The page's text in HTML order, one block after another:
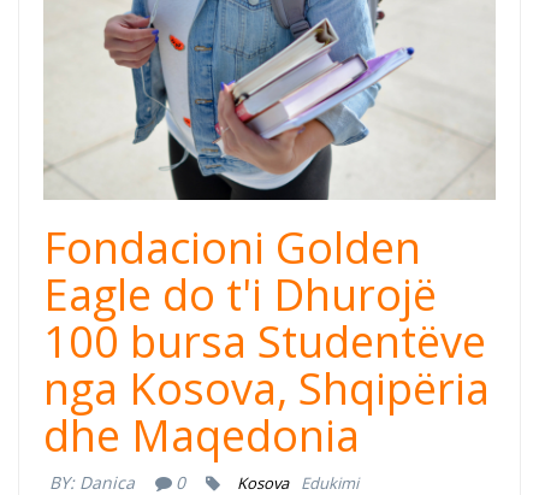
Fondacioni Golden
Eagle do t'i Dhurojë
100 bursa Studentëve
nga Kosova, Shqipëria
dhe Maqedonia
BY: Danica 0 Kosova Edukimi